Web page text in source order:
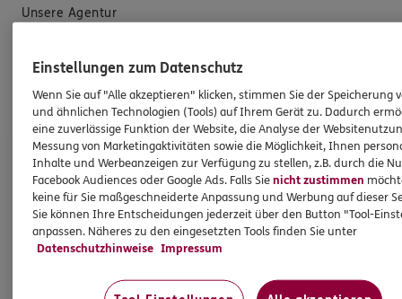
Unsere Agentur
Sponsoring
Jobangebote
Standort Karben
Subdirektion
Birkenweg 4
61184 Karben
069/956346012
Einstellungen zum Datenschutz
Wenn Sie auf "Alle akzeptieren" klicken, stimmen Sie der Speicherung
und ähnlichen Technologien (Tools) auf Ihrem Gerät zu. Dadurch
eine zuverlässige Funktion der Website, die Analyse der
Messung von Marketingaktivitäten sowie die Möglichkeit, Ihnen
Inhalte und Werbeanzeigen zur Verfügung zu stellen, z.B. durch die
Facebook Audiences oder Google Ads. Falls Sienicht zustimmen
keine für Sie maßgeschneiderte Anpassung und Werbung auf dieser
Sie können Ihre Entscheidungen jederzeit über den Button "Tool-
anpassen. Näheres zu den eingesetzten Tools finden Sie unter
Datenschutzhinweise Impressum